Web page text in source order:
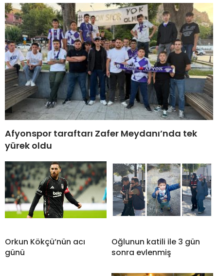
Afyonspor taraftarı Zafer Meydanı’nda tek
yürek oldu
Orkun Kökçü’nün acı
günü
Oğlunun katili ile 3 gün
sonra evlenmiş